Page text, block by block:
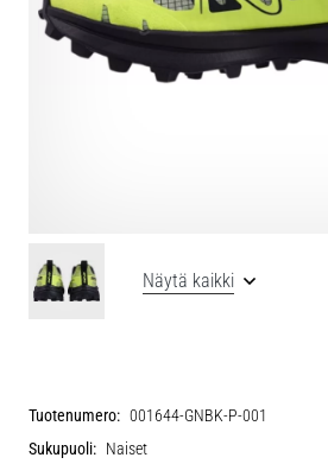
Näytä kaikki
Tuotenumero: 001644-GNBK-P-001
Sukupuoli: Naiset